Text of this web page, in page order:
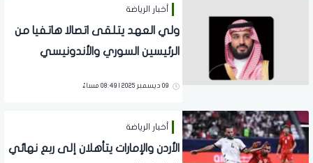
أخبار الرياضة
ولي العهد يتلقى اتصالا هاتفيا من
الرئيسين السوري والأندونيسي
09 ديسمبر 2025 | 08:49 مساءً
أخبار الرياضة
الأردن والإمارات يتأهلان إلى ربع نهائي